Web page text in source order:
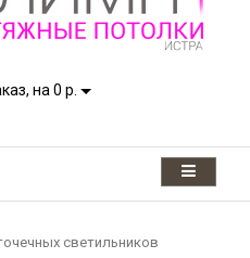
на 0 р.
светильников